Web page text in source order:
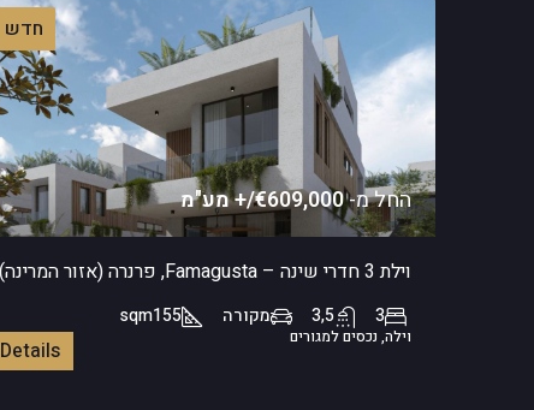
חדש
החל מ-€609,000/+ מע"מ
וילת 3 חדרי שינה – Famagusta, פרנרה (אזור המרינה)
3
3,5 מקורה 155
sqm
וילה, נכסים למגורים Details